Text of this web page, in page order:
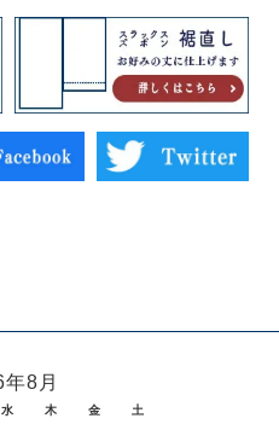
8月
水 木 金 土